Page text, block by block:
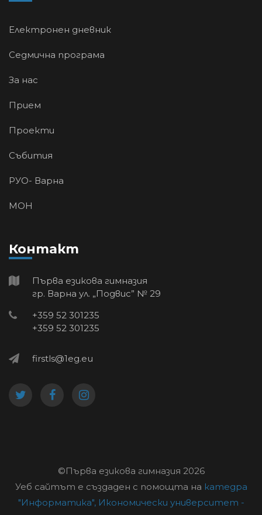
Електронен дневник
Седмична програма
За нас
Прием
Проекти
Събития
РУО- Варна
МОН
Контакт
Първа езикова гимназия
гр. Варна ул. „Подвис” № 29
+359 52 301235
+359 52 301235
firstls@1eg.eu
©Първа езикова гимназия 2026
Уеб сайтът е създаден с помощта на катедра
"Информатика", Икономически университет -